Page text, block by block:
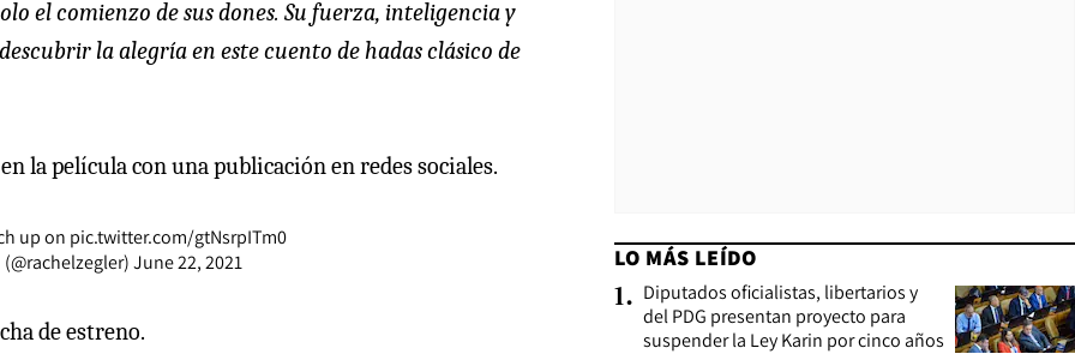
el comienzo de sus dones. Su fuerza, inteligencia y
la alegría en este cuento de hadas clásico de
la película con una publicación en redes sociales.
up on pic.twitter.com/gtNsrpITm0
June 22, 2021
de estreno.
LO MÁS LEÍDO
1. Diputados oficialistas, libertarios y
del PDG presentan proyecto para
suspender la Ley Karin por cinco años